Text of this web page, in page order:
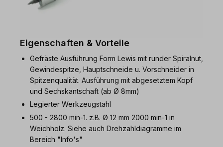
Eigenschaften & Vorteile
Gefräste Ausführung Form Lewis mit runder Spiralnut,
Gewindespitze, Hauptschneide u. Vorschneider in
Spitzenqualität. Ausführung mit abgesetztem Kopf
und Sechskantschaft (ab Ø 8mm)
Legierter Werkzeugstahl
500 - 2800 min-1. z.B. Ø 12 mm 2000 min-1 in
Weichholz. Siehe auch Drehzahldiagramme im
Bereich "Info's"